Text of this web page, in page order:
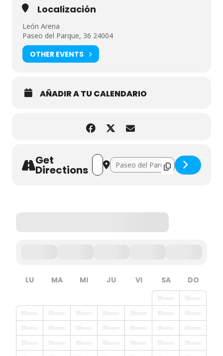
Localización
León Arena
Paseo del Parque, 36 24004
OTHER EVENTS
AÑADIR A TU CALENDARIO
Get
Directions
Address - Jurassic Experience []
Destination Address - Jurassic
LU MA MI JU VI SA DO